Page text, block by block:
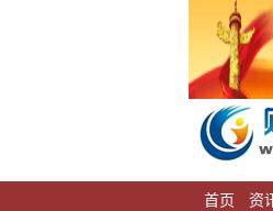
首页 资